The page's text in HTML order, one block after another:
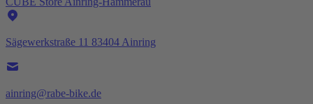
Sägewerkstraße 11 83404 Ainring
ainring@rabe-bike.de